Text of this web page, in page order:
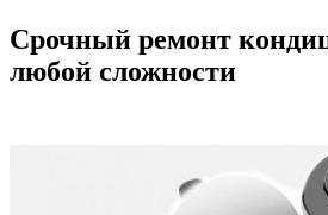
Срочный ремонт
любой сложности